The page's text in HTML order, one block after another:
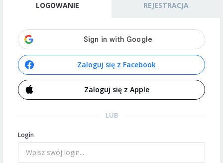
LOGOWANIE REJESTRACJA
Zaloguj się z Facebook
Zaloguj się z Apple
LUB
Login